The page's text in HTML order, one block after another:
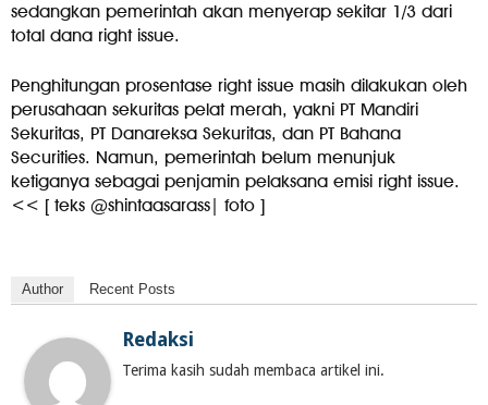
sedangkan pemerintah akan menyerap sekitar 1/3 dari
total dana right issue.
Penghitungan prosentase right issue masih dilakukan oleh
perusahaan sekuritas pelat merah, yakni PT Mandiri
Sekuritas, PT Danareksa Sekuritas, dan PT Bahana
Securities. Namun, pemerintah belum menunjuk
ketiganya sebagai penjamin pelaksana emisi right issue.
<< [ teks @shintaasarass| foto ]
Author Recent Posts
Redaksi
Terima kasih sudah membaca artikel ini.